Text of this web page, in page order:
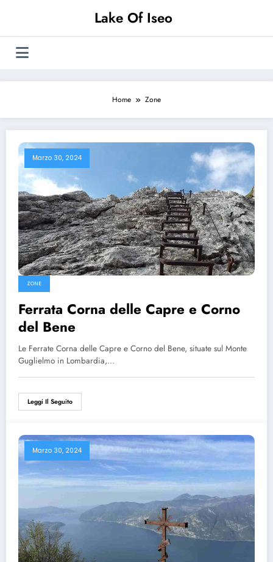
Lake Of Iseo
Home Zone
Marzo 30, 2024
ZONE
Ferrata Corna delle Capre e Corno
del Bene
Le Ferrate Corna delle Capre e Corno del Bene, situate sul Monte
Guglielmo in Lombardia,…
Leggi Il Seguito
Marzo 30, 2024